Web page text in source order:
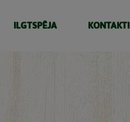
ILGTSPĒJA KONTAKTI